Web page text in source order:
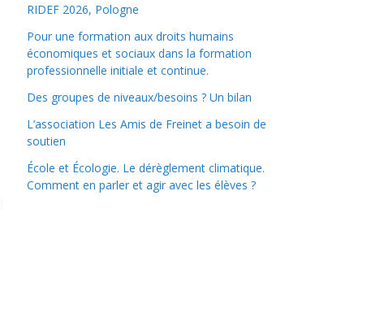
RIDEF 2026, Pologne
Pour une formation aux droits humains
économiques et sociaux dans la formation
professionnelle initiale et continue.
Des groupes de niveaux/besoins ? Un bilan
L’association Les Amis de Freinet a besoin de
soutien
École et Écologie. Le dérèglement climatique.
Comment en parler et agir avec les élèves ?